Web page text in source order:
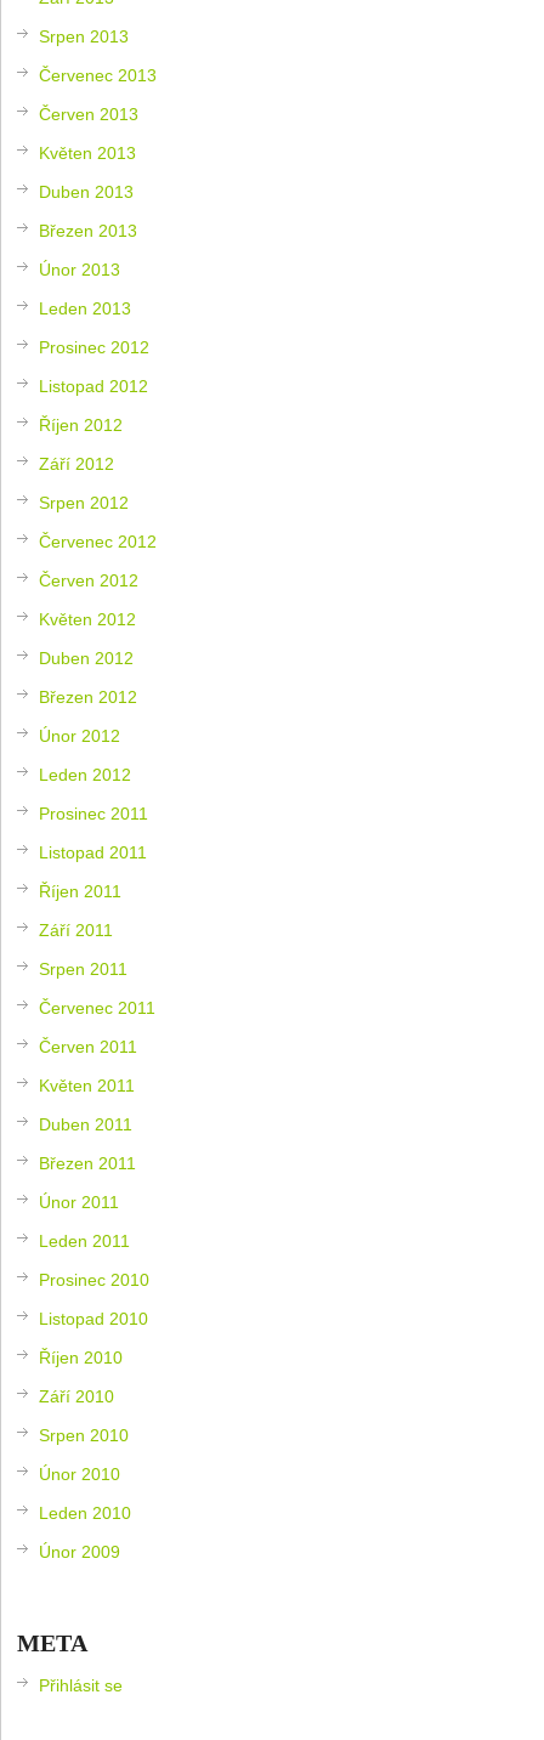
Srpen 2013
Červenec 2013
Červen 2013
Květen 2013
Duben 2013
Březen 2013
Únor 2013
Leden 2013
Prosinec 2012
Listopad 2012
Říjen 2012
Září 2012
Srpen 2012
Červenec 2012
Červen 2012
Květen 2012
Duben 2012
Březen 2012
Únor 2012
Leden 2012
Prosinec 2011
Listopad 2011
Říjen 2011
Září 2011
Srpen 2011
Červenec 2011
Červen 2011
Květen 2011
Duben 2011
Březen 2011
Únor 2011
Leden 2011
Prosinec 2010
Listopad 2010
Říjen 2010
Září 2010
Srpen 2010
Únor 2010
Leden 2010
Únor 2009
META
Přihlásit se